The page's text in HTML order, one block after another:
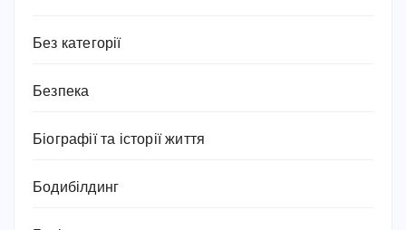
Без категорії
Безпека
Біографії та історії життя
Бодибілдинг